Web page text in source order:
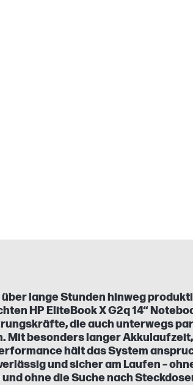
lange Stunden hinweg
HP EliteBook X G2q 14“
die auch unterwegs
Mit besonders langer Akkulaufzeit,
hält das System
und sicher am Laufen –
ohne die Suche nach